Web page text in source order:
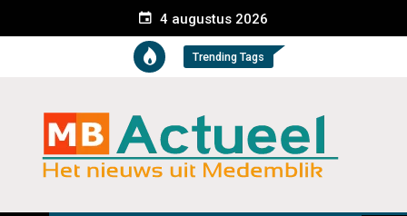
e
4 augustus 2026
Trending Tags